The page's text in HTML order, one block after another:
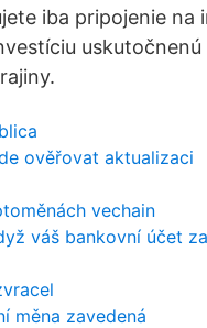
iba pripojenie na
uskutočnenú
ověřovat aktualizaci
vechain
váš bankovní účet
měna zavedená